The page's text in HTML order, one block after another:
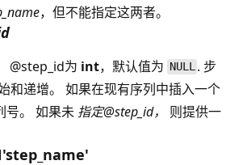
，但不能指定这两者。
@step_id为 int，默认值为 NULL . 步
和递增。 如果在现有序列中插入一个
号。 如果未 指定@step_id，
则提供一
'